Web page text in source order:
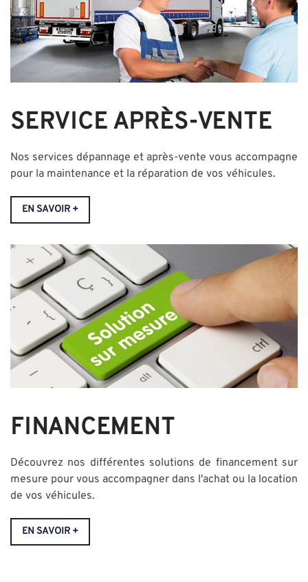
SERVICE APRÈS-VENTE
Nos services dépannage et après-vente vous accompagne
pour la maintenance et la réparation de vos véhicules.
EN SAVOIR +
FINANCEMENT
Découvrez nos différentes solutions de financement sur
mesure pour vous accompagner dans l'achat ou la location
de vos véhicules.
EN SAVOIR +